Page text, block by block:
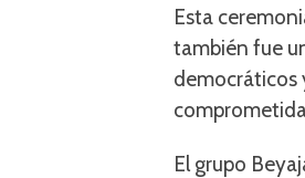
Esta
también fue
democráticos
El grupo